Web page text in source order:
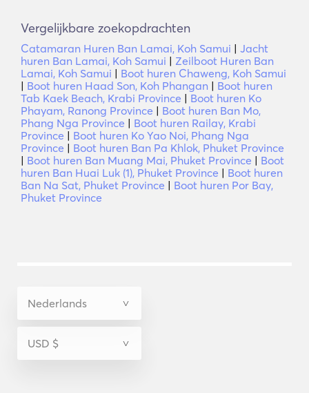
Vergelijkbare zoekopdrachten
Catamaran Huren Ban Lamai, Koh Samui | Jacht
huren Ban Lamai, Koh Samui | Zeilboot Huren Ban
Lamai, Koh Samui | Boot huren Chaweng, Koh Samui
| Boot huren Haad Son, Koh Phangan | Boot huren
Tab Kaek Beach, Krabi Province | Boot huren Ko
Phayam, Ranong Province | Boot huren Ban Mo,
Phang Nga Province | Boot huren Railay, Krabi
Province | Boot huren Ko Yao Noi, Phang Nga
Province | Boot huren Ban Pa Khlok, Phuket Province
| Boot huren Ban Muang Mai, Phuket Province | Boot
huren Ban Huai Luk (1), Phuket Province | Boot huren
Ban Na Sat, Phuket Province | Boot huren Por Bay,
Phuket Province